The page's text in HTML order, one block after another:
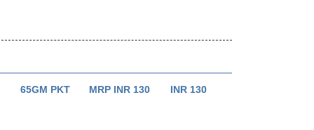
65GM PKT MRP INR 130 INR 130